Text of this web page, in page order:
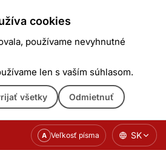
cookies
používame nevyhnutné
len s vaším súhlasom.
všetky Odmietnuť
A Veľkosť písma SK